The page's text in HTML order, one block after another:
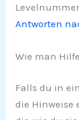
Antworten
Wie man
Falls du in
die Hinweise